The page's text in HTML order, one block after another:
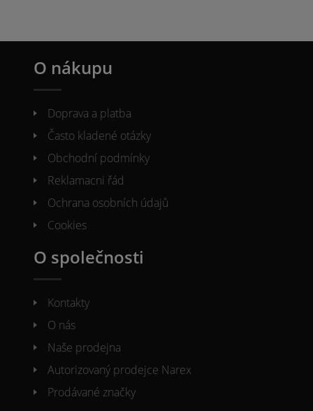
O nákupu
Doprava a platba
Často kladené otázky
Obchodní podmínky
Reklamacni řád
Ochrana osobních údajů
Cookies
O společnosti
Kontakty
O nás
Naše prodejna
Autorizovaný prodejce Narex
Prodávané značky